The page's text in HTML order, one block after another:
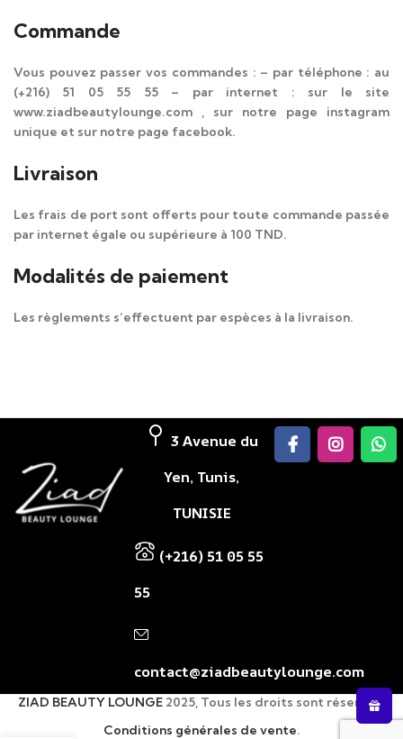
Commande
Vous pouvez passer vos commandes : – par téléphone : au
(+216) 51 05 55 55 – par internet : sur le site
www.ziadbeautylounge.com , sur notre page instagram
unique et sur notre page facebook.
Livraison
Les frais de port sont offerts pour toute commande passée
par internet égale ou supérieure à 100 TND.
Modalités de paiement
Les règlements s’effectuent par espèces à la livraison.
3 Avenue du
Yen, Tunis,
TUNISIE
(+216) 51 05 55
55
contact@ziadbeautylounge.com
ZIAD BEAUTY LOUNGE 2025, Tous les droits sont réservés.
Conditions générales de vente.